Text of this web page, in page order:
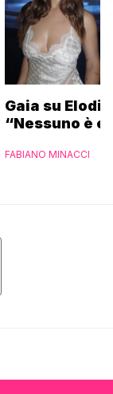
Gaia su
“Nessuno è
FABIANO MINACCI